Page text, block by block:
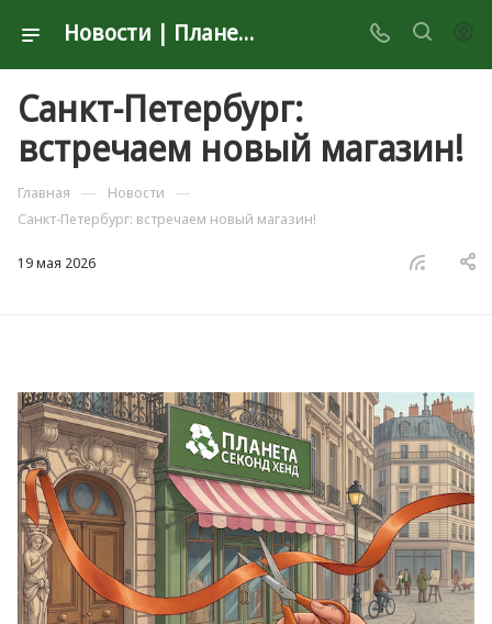
Новости | Планета Секонд Хенд
Санкт-Петербург:
встречаем новый магазин!
Главная — Новости —
Санкт-Петербург: встречаем новый магазин!
19 мая 2026